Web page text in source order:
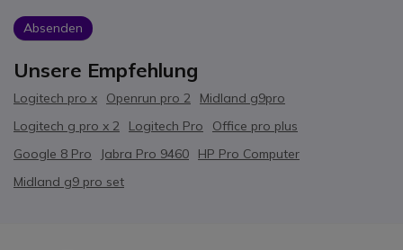
Absenden
Unsere Empfehlung
Logitech pro x Openrun pro 2
Midland g9pro
Logitech g pro x 2
Logitech Pro
Office pro plus
Google 8 Pro
Jabra Pro 9460
HP Pro Computer
Midland g9 pro set